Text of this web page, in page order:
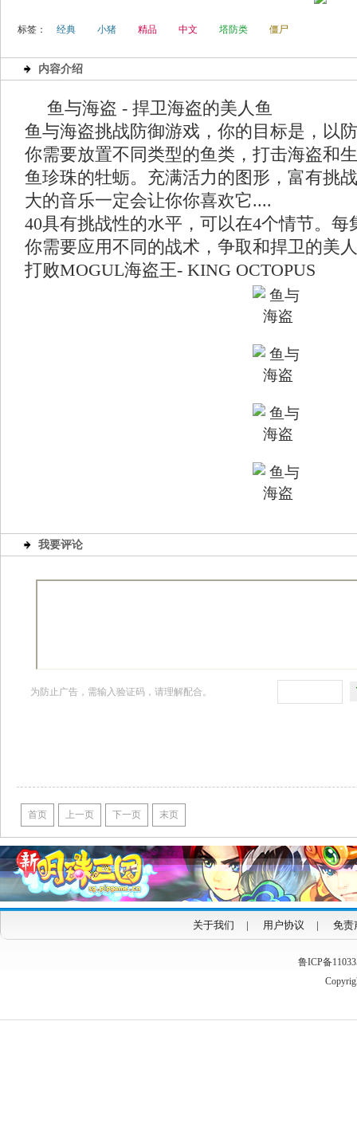
标签： 经典 小猪 精品 中文 塔防类 僵尸
内容介绍
鱼与海盗 - 捍卫海盗的美人鱼
鱼与海盗挑战防御游戏，你的目标是，以
你需要放置不同类型的鱼类，打击海盗和
鱼珍珠的牡蛎。充满活力的图形，富有挑
大的音乐一定会让你你喜欢它....
40具有挑战性的水平，可以在4个情节。
你需要应用不同的战术，争取和捍卫的美
打败MOGUL海盗王- KING OCTOPUS
我要评论
为防止广告，需输入验证码，请理解配合。
首页 上一页 下一页 末页
关于我们 | 用户协议 | 免责
鲁ICP备